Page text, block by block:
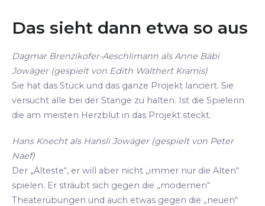
Das sieht dann etwa so aus
Dagmar Brenzikofer-Aeschlimann als Anne Bäbi
Jowäger (gespielt von Edith Walthert Kramis)
Sie hat das Stück und das ganze Projekt lanciert. Sie
versucht alle bei der Stange zu halten. Ist die Spielerin
die am meisten Herzblut in das Projekt steckt.
Hans Knecht als Hansli Jowäger (gespielt von Peter
Naef)
Der „Älteste“, er will aber nicht „immer nur die Alten“
spielen. Er sträubt sich gegen die „modernen“
Theaterübungen und auch etwas gegen die „neuen“